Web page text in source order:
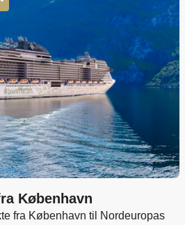
København
fra København til Nordeuropas